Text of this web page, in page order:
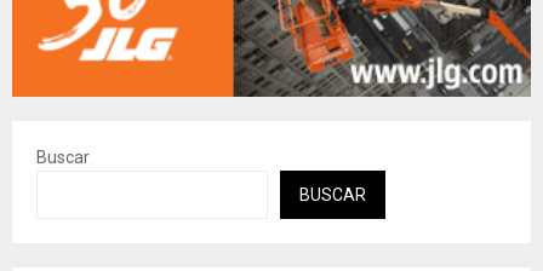
Buscar
BUSCAR